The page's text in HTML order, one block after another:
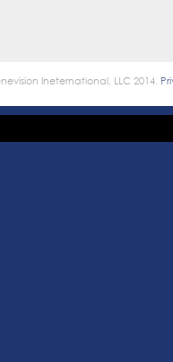
Ineternational, LLC 2014.